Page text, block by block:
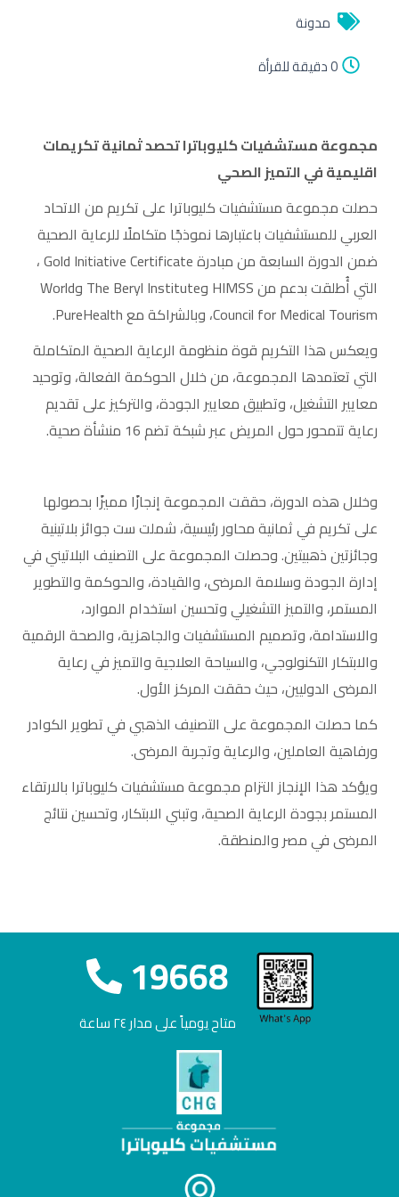
مدونة
0 دقيقة للقرأة
مجموعة مستشفيات كليوباترا تحصد ثمانية تكريمات
اقليمية في التميز الصحي
حصلت مجموعة مستشفيات كليوباترا على تكريم من الاتحاد
العربي للمستشفيات باعتبارها نموذجًا متكاملًا للرعاية الصحية
ضمن الدورة السابعة من مبادرة Gold Initiative Certificate ،
التي أُطلقت بدعم من HIMSS وThe Beryl Institute وWorld
Council for Medical Tourism، وبالشراكة مع PureHealth.
ويعكس هذا التكريم قوة منظومة الرعاية الصحية المتكاملة
التي تعتمدها المجموعة، من خلال الحوكمة الفعالة، وتوحيد
معايير التشغيل، وتطبيق معايير الجودة، والتركيز على تقديم
رعاية تتمحور حول المريض عبر شبكة تضم 16 منشأة صحية.
وخلال هذه الدورة، حققت المجموعة إنجازًا مميزًا بحصولها
على تكريم في ثمانية محاور رئيسية، شملت ست جوائز بلاتينية
وجائزتين ذهبيتين. وحصلت المجموعة على التصنيف البلاتيني في
إدارة الجودة وسلامة المرضى، والقيادة، والحوكمة والتطوير
المستمر، والتميز التشغيلي وتحسين استخدام الموارد،
والاستدامة، وتصميم المستشفيات والجاهزية، والصحة الرقمية
والابتكار التكنولوجي، والسياحة العلاجية والتميز في رعاية
المرضى الدوليين، حيث حققت المركز الأول.
كما حصلت المجموعة على التصنيف الذهبي في تطوير الكوادر
ورفاهية العاملين، والرعاية وتجربة المرضى.
ويؤكد هذا الإنجاز التزام مجموعة مستشفيات كليوباترا بالارتقاء
المستمر بجودة الرعاية الصحية، وتبني الابتكار، وتحسين نتائج
المرضى في مصر والمنطقة.
19668
متاح يومياً على مدار ٢٤ ساعة